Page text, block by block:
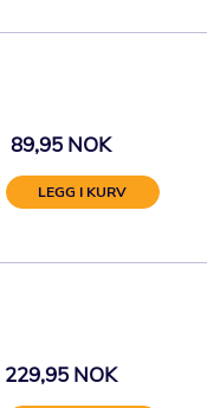
89,95 NOK
LEGG I KURV
229,95 NOK